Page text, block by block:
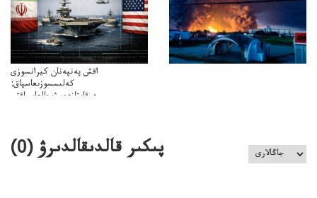
اقش پەنپەنان كيرانسوزى
كەلىسسوزىعاسپاق:
دوقايتازدەسۋىجالعاسپاقتى
پىكىر قالدىقالدىرۋ (0
)